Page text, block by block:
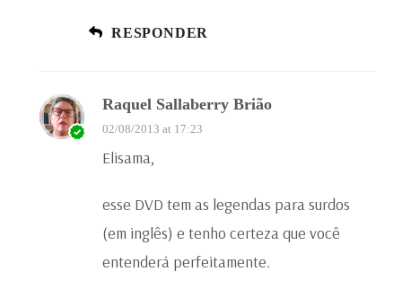
RESPONDER
Raquel Sallaberry Brião
02/08/2013 at 17:23
Elisama,
esse DVD tem as legendas para surdos
(em inglês) e tenho certeza que você
entenderá perfeitamente.